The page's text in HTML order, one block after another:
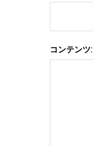
コンテンツ: